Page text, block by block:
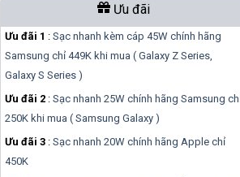
Ưu đãi
Ưu đãi 1 : Sạc nhanh kèm cáp 45W chính hãng
Samsung chỉ 449K khi mua ( Galaxy Z Series,
Galaxy S Series )
Ưu đãi 2: Sạc nhanh 25W chính hãng Samsung
250K khi mua ( Samsung Galaxy )
Ưu đãi 3: Sạc nhanh 20W chính hãng Apple chỉ
450K